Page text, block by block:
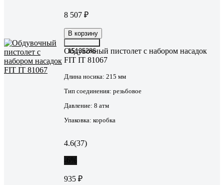
8 507 ₽
В корзину
15135286
Обдувочный пистолет с набором насадок
FIT IT 81067
Длина носика: 215 мм
Тип соединения: резьбовое
Давление: 8 атм
Упаковка: коробка
4.6(37)
935 ₽